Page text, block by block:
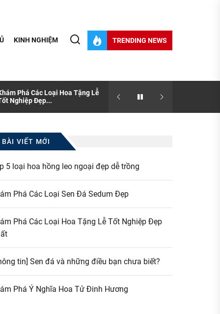
KINH NGHIỆM TRENDING NEWS
Phá Các Loại Hoa Tặng Lễ
Nghiệp Đẹp...
[Thông tin] Sen đá và
bạn chưa biết?
BÀI VIẾT MỚI
5 loại hoa hồng leo ngoại đẹp dễ trồng
Phá Các Loại Sen Đá Sedum Đẹp
Phá Các Loại Hoa Tặng Lễ Tốt Nghiệp Đẹp
tin] Sen đá và những điều bạn chưa biết?
Phá Ý Nghĩa Hoa Tử Đinh Hương